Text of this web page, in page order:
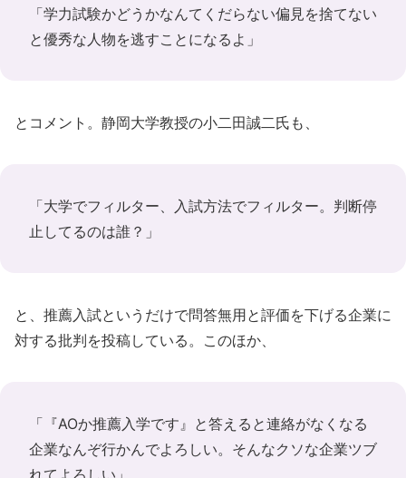
「学力試験かどうかなんてくだらない偏見を捨てない
と優秀な人物を逃すことになるよ」
とコメント。静岡大学教授の小二田誠二氏も、
「大学でフィルター、入試方法でフィルター。判断停
止してるのは誰？」
と、推薦入試というだけで問答無用と評価を下げる企業に
対する批判を投稿している。このほか、
「『AOか推薦入学です』と答えると連絡がなくなる
企業なんぞ行かんでよろしい。そんなクソな企業ツブ